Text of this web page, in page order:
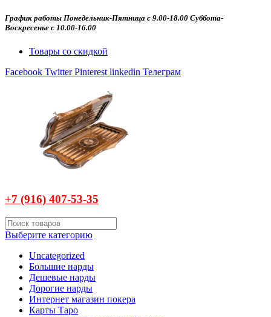
График работы Понедельник-Пятница с 9.00-18.00 Суббота-
Воскресенье с 10.00-16.00
Товары со скидкой
Facebook Twitter Pinterest linkedin Телеграм
+7 (916) 407-53-35
Выберите категорию
Uncategorized
Большие нарды
Дешевые нарды
Дорогие нарды
Интернет магазин покера
Карты Таро